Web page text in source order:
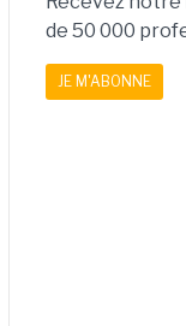
de 50 000
JE M'ABONNE